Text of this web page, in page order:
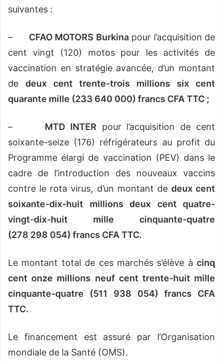
suivantes :
– CFAO MOTORS Burkinapour l’acquisition de
cent vingt (120) motos pour les activités de
vaccination en stratégie avancée, d’un montant
de deux cent trente-trois millions six cent
quarante mille (233 640 000) francs CFA TTC ;
– MTD INTER pour l’acquisition de cent
soixante-seize (176) réfrigérateurs au profit du
Programme élargi de vaccination (PEV) dans le
cadre de l’introduction des nouveaux vaccins
contre le rota virus, d’un montant de deux cent
soixante-dix-huit millions deux cent quatre-
vingt-dix-huit mille cinquante-quatre
(278 298 054) francs CFA TTC.
Le montant total de ces marchés s’élève à cinq
cent onze millions neuf cent trente-huit mille
cinquante-quatre (511 938 054) francs CFA
TTC.
Le financement est assuré par l’Organisation
mondiale de la Santé (OMS).